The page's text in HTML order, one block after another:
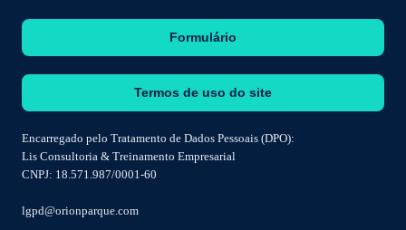
Formulário
Termos de uso do site
Encarregado pelo Tratamento de Dados Pessoais (DPO):
Lis Consultoria & Treinamento Empresarial
CNPJ: 18.571.987/0001-60
lgpd@orionparque.com